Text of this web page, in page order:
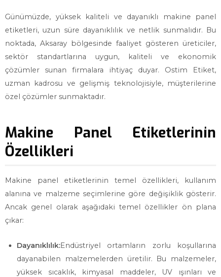
Günümüzde, yüksek kaliteli ve dayanıklı makine panel
etiketleri, uzun süre dayanıklılık ve netlik sunmalıdır. Bu
noktada, Aksaray bölgesinde faaliyet gösteren üreticiler,
sektör standartlarına uygun, kaliteli ve ekonomik
çözümler sunan firmalara ihtiyaç duyar. Ostim Etiket,
uzman kadrosu ve gelişmiş teknolojisiyle, müşterilerine
özel çözümler sunmaktadır.
Makine Panel Etiketlerinin
Özellikleri
Makine panel etiketlerinin temel özellikleri, kullanım
alanına ve malzeme seçimlerine göre değişiklik gösterir.
Ancak genel olarak aşağıdaki temel özellikler ön plana
çıkar:
Dayanıklılık:Endüstriyel ortamların zorlu koşullarına
dayanabilen malzemelerden üretilir. Bu malzemeler,
yüksek sıcaklık, kimyasal maddeler, UV ışınları ve